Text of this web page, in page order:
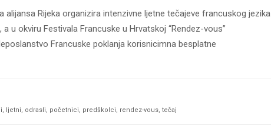
alijansa Rijeka organizira intenzivne ljetne tečajeve francuskog jezika
u okviru Festivala Francuske u Hrvatskoj “Rendez-vous”
Francuske poklanja korisnicimna besplatne
, ljetni, odrasli, početnici, predškolci, rendez-vous, tečaj